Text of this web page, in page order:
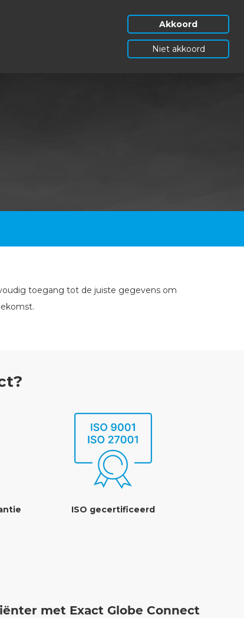
Akkoord
Niet akkoord
toegang tot de juiste gegevens om
ISO gecertificeerd
met Exact Globe Connect